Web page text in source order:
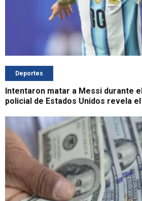
Deportes
Intentaron matar a Messi durante
policial de Estados Unidos revela